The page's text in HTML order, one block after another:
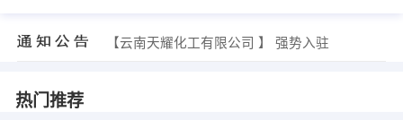
【云南天耀化工有限公司 】 强势入驻
热门推荐